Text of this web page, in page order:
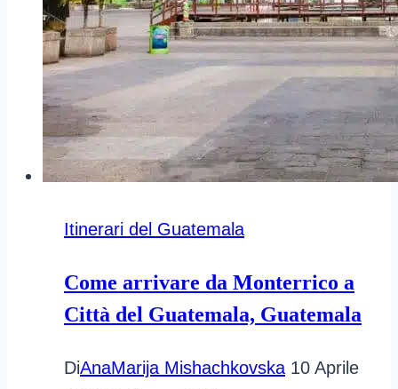
Itinerari del Guatemala
Come arrivare da Monterrico a
Città del Guatemala, Guatemala
DiAnaMarija Mishachkovska 10 Aprile